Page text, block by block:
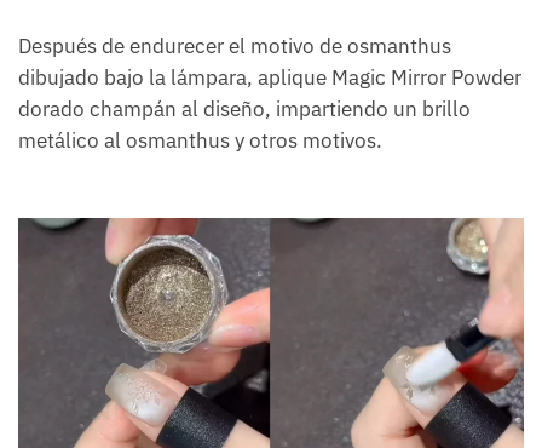
Después de endurecer el motivo de osmanthus
dibujado bajo la lámpara, aplique Magic Mirror Powder
dorado champán al diseño, impartiendo un brillo
metálico al osmanthus y otros motivos.